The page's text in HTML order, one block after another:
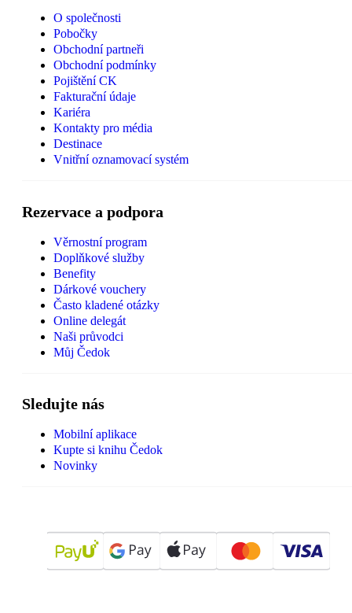
O společnosti
Pobočky
Obchodní partneři
Obchodní podmínky
Pojištění CK
Fakturační údaje
Kariéra
Kontakty pro média
Destinace
Vnitřní oznamovací systém
Rezervace a podpora
Věrnostní program
Doplňkové služby
Benefity
Dárkové vouchery
Často kladené otázky
Online delegát
Naši průvodci
Můj Čedok
Sledujte nás
Mobilní aplikace
Kupte si knihu Čedok
Novinky